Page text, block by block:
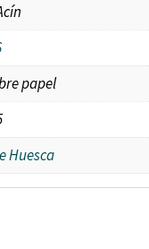
papel
Huesca